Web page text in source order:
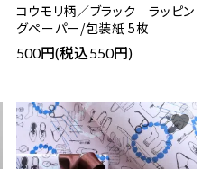
コウモリ柄／ブラック ラッピン
グペーパー/包装紙 5枚
500円(税込550円)
favorite